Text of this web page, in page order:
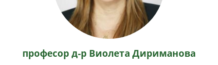
професор д-р Виолета Дириманова